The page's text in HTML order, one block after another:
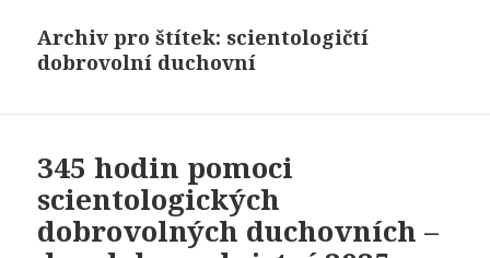
Archiv pro štítek: scientologičtí
dobrovolní duchovní
345 hodin pomoci
scientologických
dobrovolných duchovních –